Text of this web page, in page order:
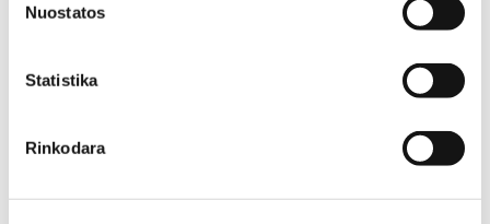
Nuostatos
Statistika
Rinkodara